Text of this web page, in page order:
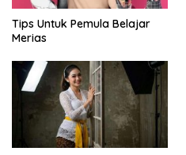
Tips Untuk Pemula Belajar
Merias